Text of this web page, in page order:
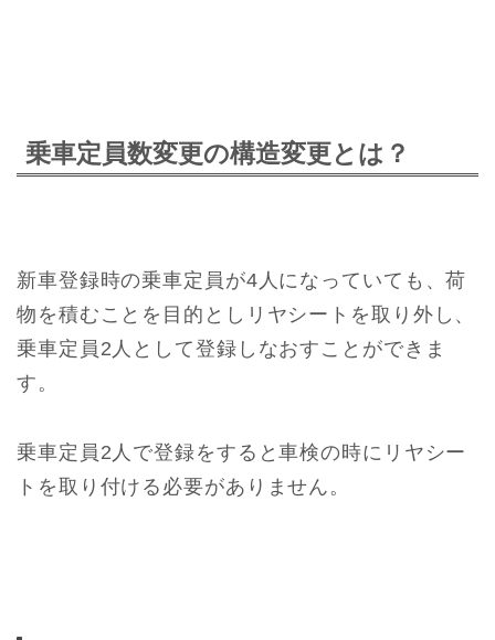
乗車定員数変更の構造変更とは？
新車登録時の乗車定員が4人になっていても、荷
物を積むことを目的としリヤシートを取り外し、
乗車定員2人として登録しなおすことができま
す。
乗車定員2人で登録をすると車検の時にリヤシー
トを取り付ける必要がありません。